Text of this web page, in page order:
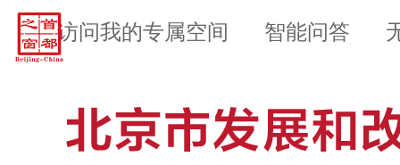
访问我的专属空间 智能问答